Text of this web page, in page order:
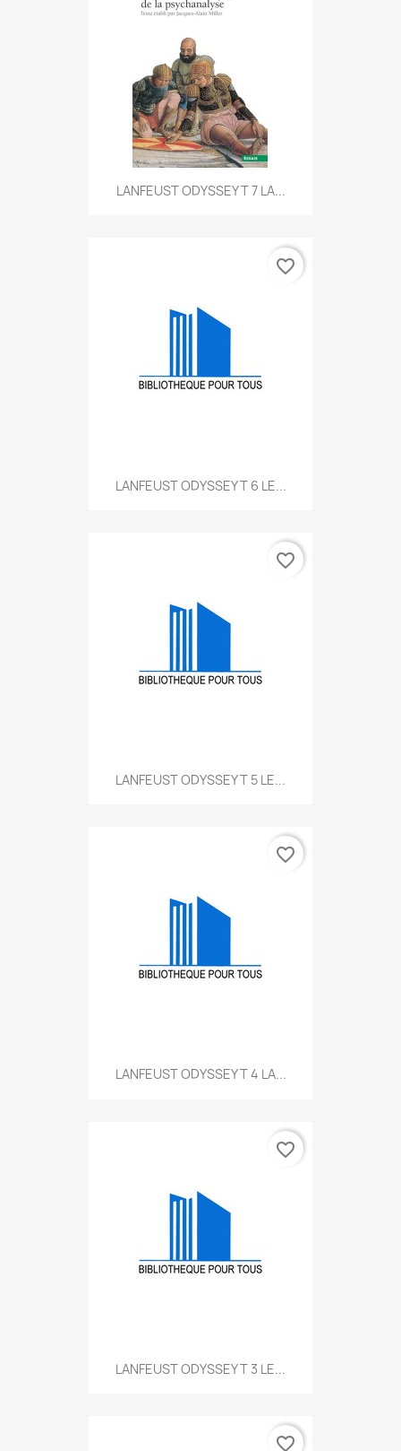
LANFEUST ODYSSEY T 7 LA...
LANFEUST ODYSSEY T 6 LE...
favorite_border
LANFEUST ODYSSEY T 5 LE...
favorite_border
LANFEUST ODYSSEY T 4 LA...
favorite_border
LANFEUST ODYSSEY T 3 LE...
favorite_border
favorite_border